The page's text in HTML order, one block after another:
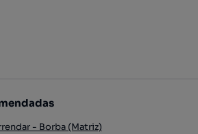
- Borba (Matriz)